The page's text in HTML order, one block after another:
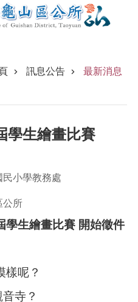
訊息公告 最新消息
學生繪畫比賽
小學教務處
公所
學生繪畫比賽 開始徵件
樣呢？
寺？